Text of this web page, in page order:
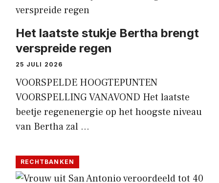
Het laatste stukje Bertha brengt
verspreide regen
25 JULI 2026
VOORSPELDE HOOGTEPUNTEN
VOORSPELLING VANAVOND Het laatste
beetje regenenergie op het hoogste niveau
van Bertha zal …
RECHTBANKEN